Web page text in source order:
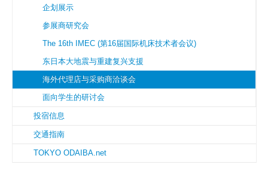
企划展示
参展商研究会
The 16th IMEC (第16届国际机床技术者会议)
东日本大地震与重建复兴支援
海外代理店与采购商洽谈会
面向学生的研讨会
投宿信息
交通指南
TOKYO ODAIBA.net